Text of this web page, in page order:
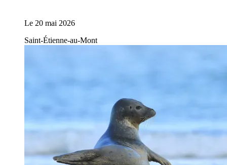
Le 20 mai 2026
Saint-Étienne-au-Mont